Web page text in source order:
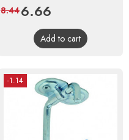
Price
6.66
price
8.44
Add to cart
-1.14